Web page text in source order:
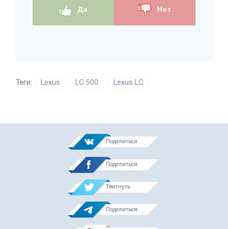
Да Нет
Теги: Lexus LC 500 Lexus LC
Поделиться
Поделиться
Твитнуть
Поделиться